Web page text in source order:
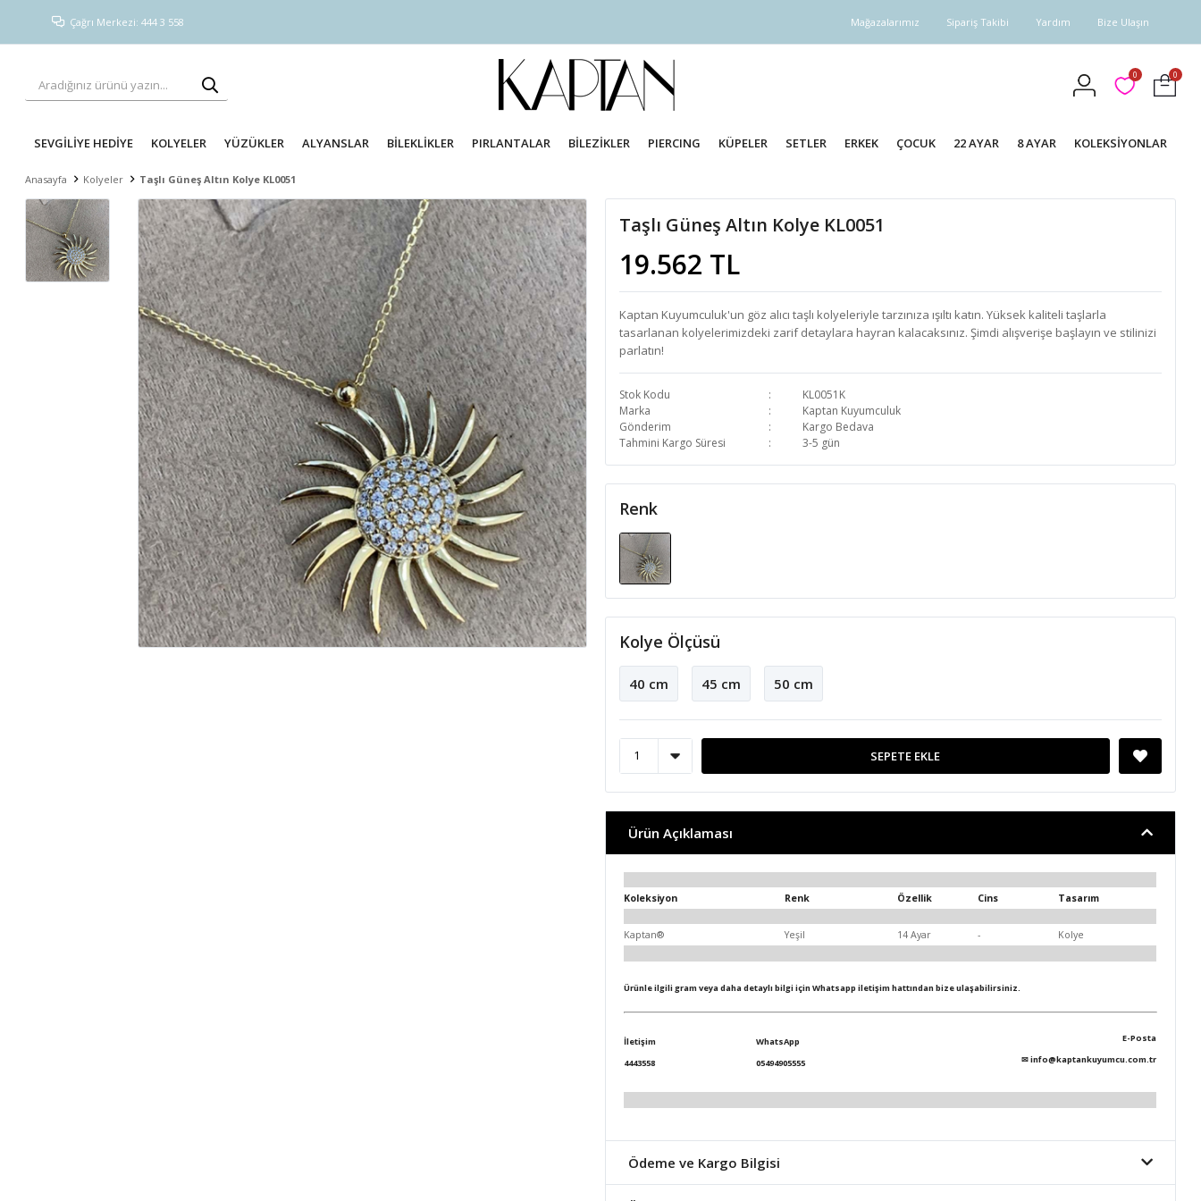
Çağrı Merkezi: 444 3 558 Mağazalarımız Sipariş Takibi Yardım Bize Ulaşın
0 0
SEVGİLİYE HEDİYE KOLYELER YÜZÜKLER ALYANSLAR BİLEKLİKLER PIRLANTALAR BİLEZİKLER PIERCING KÜPELER SETLER ERKEK ÇOCUK 22 AYAR 8 AYAR KOLEKSİYONLAR
Anasayfa Kolyeler Taşlı Güneş Altın Kolye KL0051
Taşlı Güneş Altın Kolye KL0051
19.562 TL
Kaptan Kuyumculuk'un göz alıcı taşlı kolyeleriyle tarzınıza ışıltı katın. Yüksek kaliteli taşlarla
tasarlanan kolyelerimizdeki zarif detaylara hayran kalacaksınız. Şimdi alışverişe başlayın ve stilinizi
parlatın!
Stok Kodu
KL0051K
Marka
Kaptan Kuyumculuk
Gönderim
Kargo Bedava
Tahmini Kargo Süresi
3-5 gün
Renk
Kolye Ölçüsü
40 cm 45 cm 50 cm
SEPETE EKLE
Ürün Açıklaması
Koleksiyon Renk Özellik Cins Tasarım
Kaptan® Yeşil 14 Ayar - Kolye
Ürünle ilgili gram veya daha detaylı bilgi için Whatsapp iletişim hattından bize ulaşabilirsiniz.
İletişim
4443558
WhatsApp
05494905555
E-Posta
✉info@kaptankuyumcu.com.tr
Ödeme ve Kargo Bilgisi